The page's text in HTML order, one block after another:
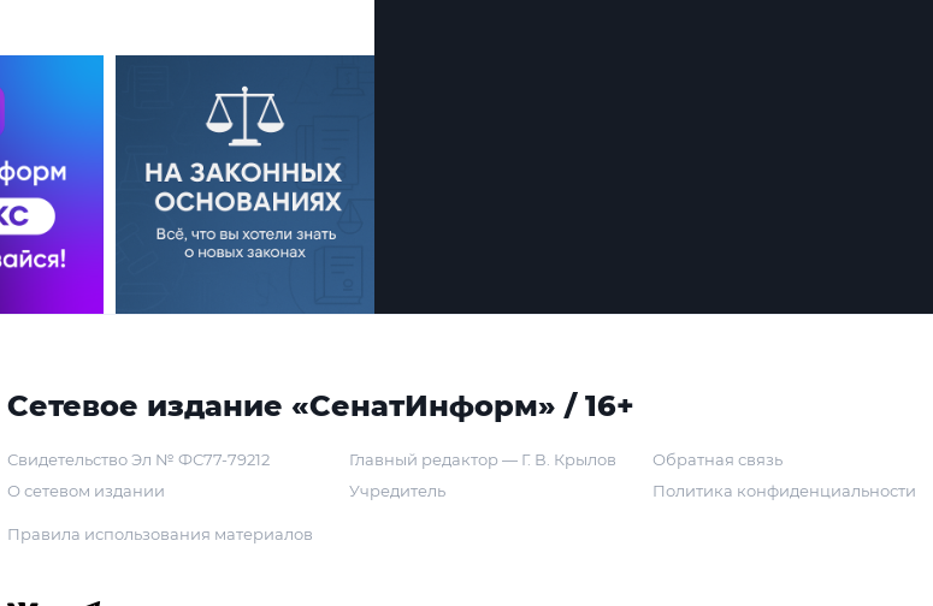
Сетевое издание «СенатИнформ» / 16+
Свидетельство Эл № ФС77-79212
О сетевом издании
Главный редактор — Г. В. Крылов
Учредитель
Обратная связь
Политика конфиденциальности
Правила использования материалов